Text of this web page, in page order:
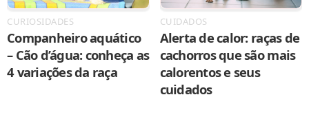
CURIOSIDADES
Companheiro aquático
– Cão d’água: conheça as
4 variações da raça
CUIDADOS
Alerta de calor: raças de
cachorros que são mais
calorentos e seus
cuidados